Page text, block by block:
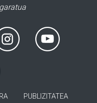
PUBLIZITATEA